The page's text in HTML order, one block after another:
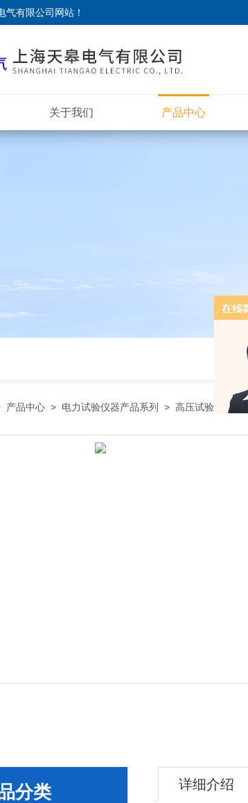
气有限公司网站！
关于我们 产品中心
产品中心 > 电力试验仪器产品系列 > 高压试验变压器
分类 详细介绍